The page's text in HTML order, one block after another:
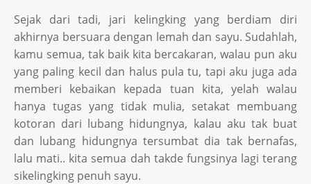
Sejak dari tadi, jari kelingking yang berdiam diri
akhirnya bersuara dengan lemah dan sayu. Sudahlah,
kamu semua, tak baik kita bercakaran, walau pun aku
yang paling kecil dan halus pula tu, tapi aku juga ada
memberi kebaikan kepada tuan kita, yelah walau
hanya tugas yang tidak mulia, setakat membuang
kotoran dari lubang hidungnya, kalau aku tak buat
dan lubang hidungnya tersumbat dia tak bernafas,
lalu mati.. kita semua dah takde fungsinya lagi terang
sikelingking penuh sayu.